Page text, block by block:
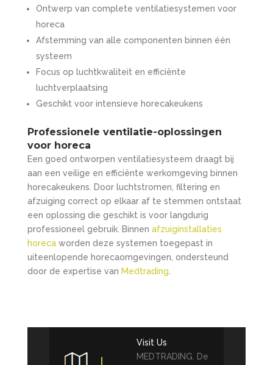
Ontwerp van complete ventilatiesystemen voor
horeca
Afstemming van alle componenten binnen één
systeem
Focus op luchtkwaliteit en efficiënte
luchtverplaatsing
Geschikt voor intensieve horecakeukens
Professionele ventilatie-oplossingen
voor horeca
Een goed ontworpen ventilatiesysteem draagt bij
aan een veilige en efficiënte werkomgeving binnen
horecakeukens. Door luchtstromen, filtering en
afzuiging correct op elkaar af te stemmen ontstaat
een oplossing die geschikt is voor langdurig
professioneel gebruik. Binnen afzuiginstallaties
horecaworden deze systemen toegepast in
uiteenlopende horecaomgevingen, ondersteund
door de expertise van Medtrading
Visit Us
MEDTRADING. De